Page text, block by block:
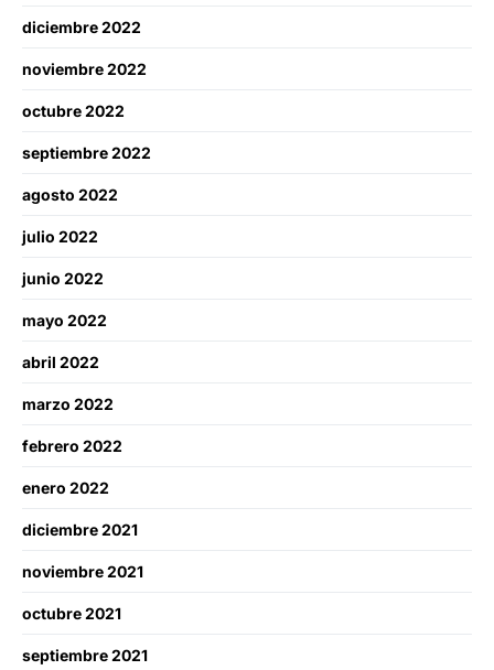
diciembre 2022
noviembre 2022
octubre 2022
septiembre 2022
agosto 2022
julio 2022
junio 2022
mayo 2022
abril 2022
marzo 2022
febrero 2022
enero 2022
diciembre 2021
noviembre 2021
octubre 2021
septiembre 2021